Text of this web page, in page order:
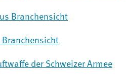
Branchensicht
der Schweizer Armee